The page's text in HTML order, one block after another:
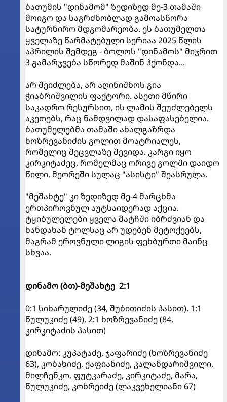
ბათუმის "დინამომ" ზედიზედ მე-3 თამაში
მოიგო და საგრძნობლად გამოასწორა
სატურნირო მდგომარეობა. ეს ბათუმელთა
ყველაზე წარმატებული სერიაა 2025 წლის
აპრილის შემდეგ - ბოლოს "დინამოს" მიჯრით
3 გამარჯვება სწორედ მაშინ ჰქონდა...
არ შეიძლება, არ აღინიშნოს გია
ჭიაბრიშვილის ფაქტორი. ასეთი მწირი
საკადრო რესურსით, ის ლამის შეუძლებელს
აკეთებს, რაც ნამდვილად დასაფასებელია.
ბათუმელებმა თამაში ახალგაზრდა
ხოზრევანიძის გოლით მოატრიალეს,
რომელიც შეცვლაზე შევიდა. კარგი იყო
კირკიტაძეც, რომელმაც ორივე გოლში დაიდო
წილი, მეორეში სულაც "ასისტი" შეასრულა.
"მეშახტე" კი ზედიზედ მე-4 მარცხმა
ერთპიროვნულ აუტსაიდერად აქცია.
ტყიბულელები ყველა მატჩში იბრძვიან და
ხანდახან ტოლსაც არ უდებენ მეტოქეებს,
მაგრამ ეროვნული ლიგის ფეხბურთი მაინც
სხვაა.
დინამო (ბთ)-მეშახტე 2:1
0:1 სიხარულიძე (34, შუბითიძის პასით), 1:1
წულუკიძე (49), 2:1 ხოზრევანიძე (84,
კირკიტაძის პასით)
დინამო: კუპატაძე, ჯაფარიძე (ხოზრევანიძე
63), კობახიძე, ქაფიანიძე, კალანდარიშვილი,
მილჩენკო, ფუტკარაძე, კირკიტაძე, მარა,
წულუკიძე, კოხრეიძე (ლაკვეხელიანი 67)